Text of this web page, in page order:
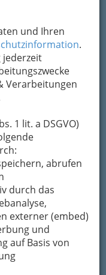
und Ihren
.
jederzeit
Verarbeitungen
1 lit. a DSGVO)
abrufen
durch das
externer (embed)
und
auf Basis von